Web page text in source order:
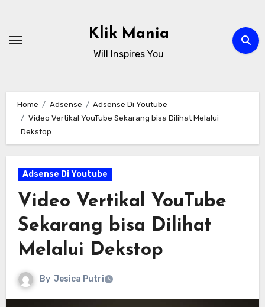
content
Klik Mania
Will Inspires You
Home Adsense
Adsense Di Youtube
Video Vertikal YouTube Sekarang bisa Dilihat Melalui
Dekstop
Adsense Di Youtube
Video Vertikal YouTube
Sekarang bisa Dilihat
Melalui Dekstop
By Jesica Putri